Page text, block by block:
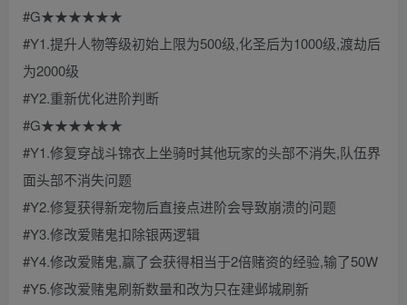
#G★★★★★★
#Y1.提升人物等级初始上限为500级,化圣后为1000级,渡劫后
为2000级
#Y2.重新优化进阶判断
#G★★★★★★
#Y1.修复穿战斗锦衣上坐骑时其他玩家的头部不消失,队伍界
面头部不消失问题
#Y2.修复获得新宠物后直接点进阶会导致崩溃的问题
#Y3.修改爱赌鬼扣除银两逻辑
#Y4.修改爱赌鬼,赢了会获得相当于2倍赌资的经验,输了50W
#Y5.修改爱赌鬼刷新数量和改为只在建邺城刷新